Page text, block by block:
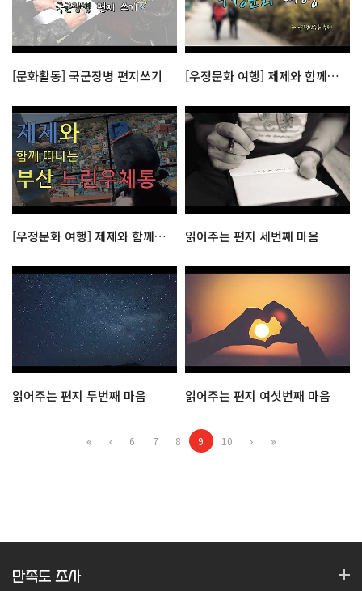
[문화활동] 국군장병 편지쓰기 [우정문화 여행] 제제와 함께 떠나는 양평 산수유축제
[우정문화 여행] 제제와 함께 떠나는 부산 느린우체통 읽어주는 편지 세번째 마음
읽어주는 편지 두번째 마음 읽어주는 편지 여섯번째 마음
6 7 8 9 10
만족도 조사